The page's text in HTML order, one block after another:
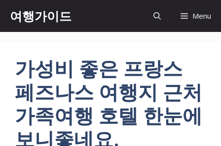
츠
여행가이드 Menu
가성비 좋은 프랑스
페즈나스 여행지 근처
가족여행 호텔 한눈에
보니좋네요.